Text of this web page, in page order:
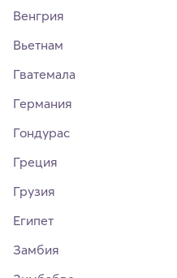
Венгрия
Вьетнам
Гватемала
Германия
Гондурас
Греция
Грузия
Египет
Замбия